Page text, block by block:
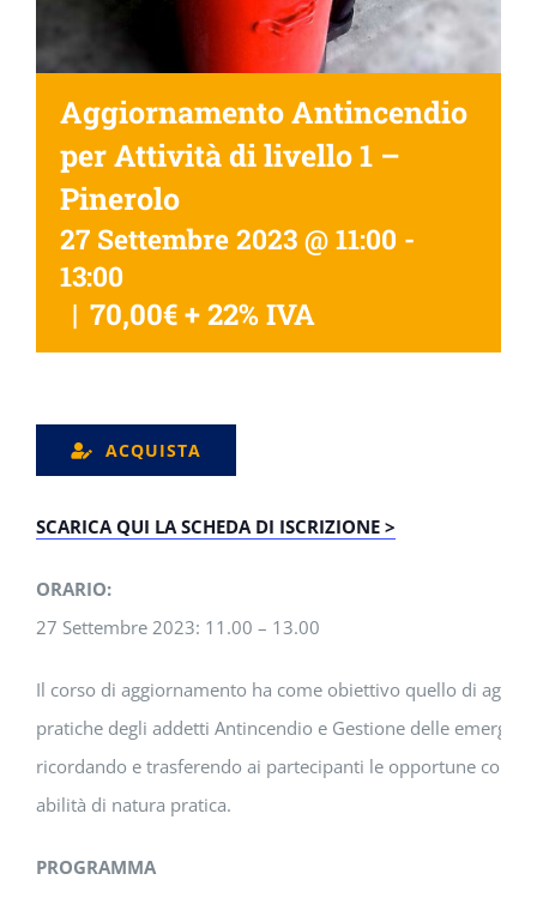
Aggiornamento Antincendio
per Attività di livello 1 –
Pinerolo
27 Settembre 2023 @ 11:00 -
13:00
| 70,00€ + 22% IVA
ACQUISTA
SCARICA QUI LA SCHEDA DI ISCRIZIONE >
ORARIO:
27 Settembre 2023: 11.00 – 13.00
Il corso di aggiornamento ha come obiettivo quello di
pratiche degli addetti Antincendio e Gestione delle
ricordando e trasferendo ai partecipanti le opportune
abilità di natura pratica.
PROGRAMMA